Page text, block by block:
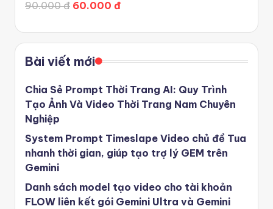
90.000 đ 60.000 đ
Bài viết mới
Chia Sẻ Prompt Thời Trang AI: Quy Trình
Tạo Ảnh Và Video Thời Trang Nam Chuyên
Nghiệp
System Prompt Timeslape Video chủ đề Tua
nhanh thời gian, giúp tạo trợ lý GEM trên
Gemini
Danh sách model tạo video cho tài khoản
FLOW liên kết gói Gemini Ultra và Gemini